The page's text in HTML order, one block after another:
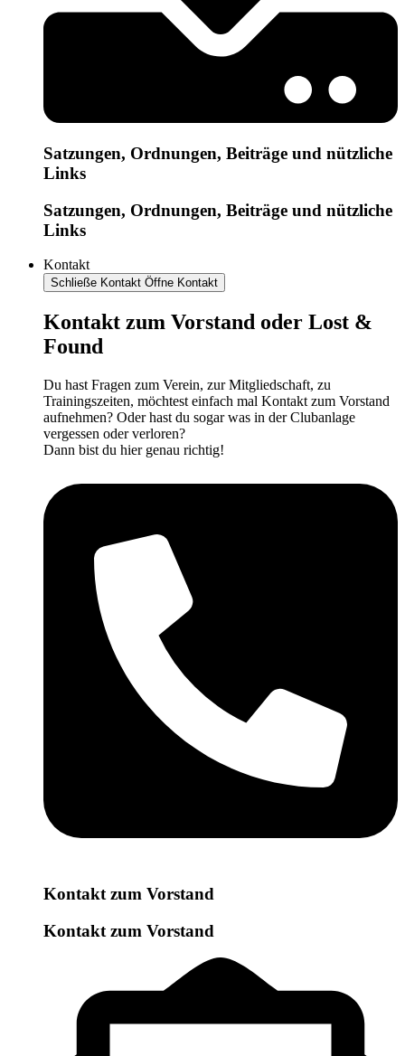
Satzungen, Ordnungen, Beiträge und nützliche
Links
Satzungen, Ordnungen, Beiträge und nützliche
Links
Kontakt
Schließe Kontakt Öffne Kontakt
Kontakt zum Vorstand oder Lost &
Found
Du hast Fragen zum Verein, zur Mitgliedschaft, zu
Trainingszeiten, möchtest einfach mal Kontakt zum Vorstand
aufnehmen? Oder hast du sogar was in der Clubanlage
vergessen oder verloren?
Dann bist du hier genau richtig!
Kontakt zum Vorstand
Kontakt zum Vorstand